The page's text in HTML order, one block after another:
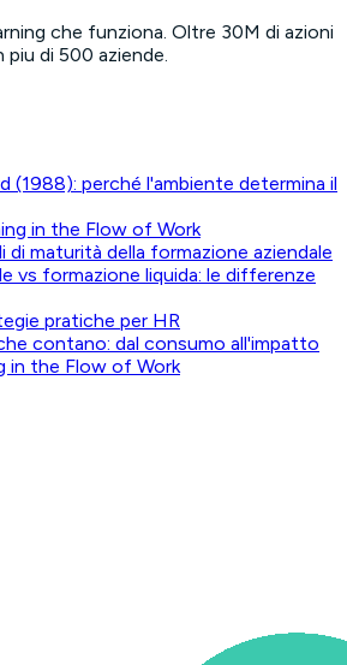
che funziona. Oltre 30M di azioni
di 500 aziende.
(1988): perché l'ambiente determina il
in the Flow of Work
di maturità della formazione aziendale
vs formazione liquida: le differenze
pratiche per HR
contano: dal consumo all'impatto
in the Flow of Work